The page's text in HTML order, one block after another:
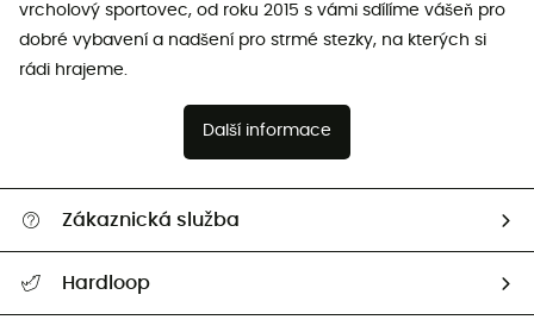
vrcholový sportovec, od roku 2015 s vámi sdílíme vášeň pro
dobré vybavení a nadšení pro strmé stezky, na kterých si
rádi hrajeme.
Další informace
Zákaznická služba
Hardloop